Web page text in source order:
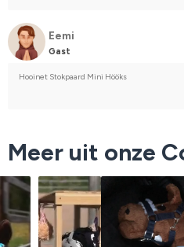
Eemi
Gast
Hooinet Stokpaard Mini Hööks
Meer uit onze